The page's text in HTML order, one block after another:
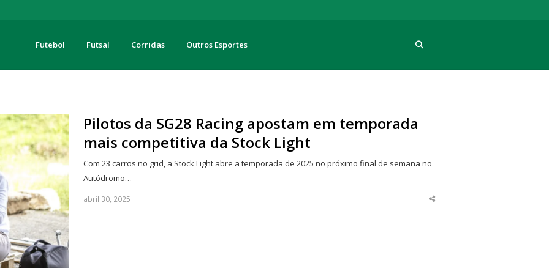
Futebol Futsal Corridas Outros Esportes
Pilotos da SG28 Racing apostam em temporada
mais competitiva da Stock Light
Com 23 carros no grid, a Stock Light abre a temporada de 2025 no próximo final de semana no
Autódromo…
abril 30, 2025
Share